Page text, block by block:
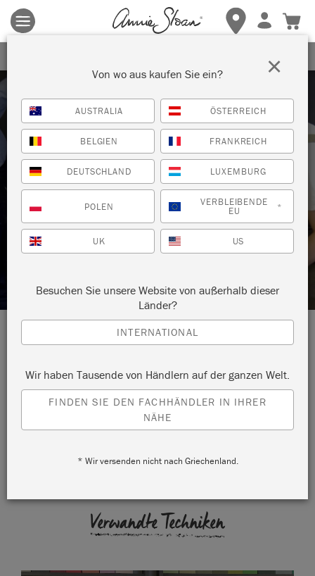
Es gelten die allgemeinen Geschäftsbedingungen.
hierfür weitere Informationen.
Technik
WÄNDE STREICHEN: PINSEL ODER
Unterschied macht, Farbe mit einem Pinsel oder
einer Rolle aufzutragen? Annie und ihr Sohn Felix
stellen beides an einer Wand im Annie Sloan HQ auf
Verwandte Techniken
Von wo aus kaufen Sie ein?
AUSTRALIA ÖSTERREICH
BELGIEN FRANKREICH
DEUTSCHLAND LUXEMBURG
POLEN VERBLEIBENDE
EU *
UK US
Besuchen Sie unsere Website von außerhalb dieser
Länder?
INTERNATIONAL
Wir haben Tausende von Händlern auf der ganzen Welt.
FINDEN SIE DEN FACHHÄNDLER IN IHRER
NÄHE
* Wir versenden nicht nach Griechenland.
×